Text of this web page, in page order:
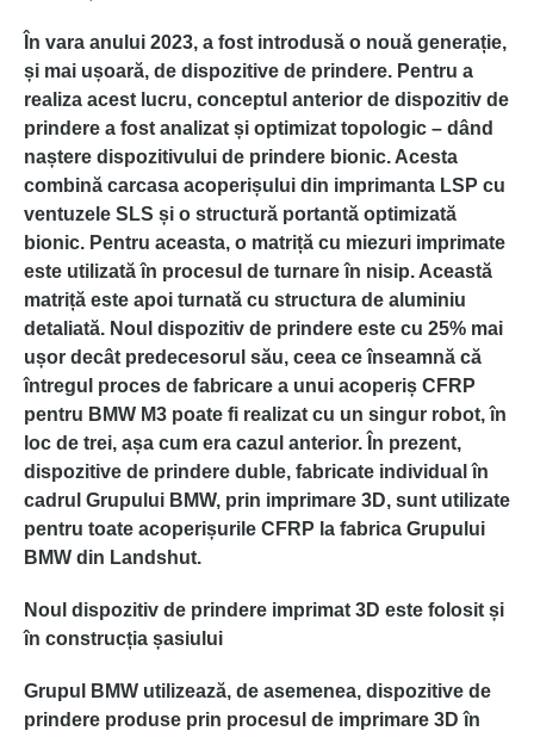
În vara anului 2023, a fost introdusă o nouă generație,
și mai ușoară, de dispozitive de prindere. Pentru a
realiza acest lucru, conceptul anterior de dispozitiv de
prindere a fost analizat și optimizat topologic – dând
naștere dispozitivului de prindere bionic. Acesta
combină carcasa acoperișului din imprimanta LSP cu
ventuzele SLS și o structură portantă optimizată
bionic. Pentru aceasta, o matriță cu miezuri imprimate
este utilizată în procesul de turnare în nisip. Această
matriță este apoi turnată cu structura de aluminiu
detaliată. Noul dispozitiv de prindere este cu 25% mai
ușor decât predecesorul său, ceea ce înseamnă că
întregul proces de fabricare a unui acoperiș CFRP
pentru BMW M3 poate fi realizat cu un singur robot, în
loc de trei, așa cum era cazul anterior. În prezent,
dispozitive de prindere duble, fabricate individual în
cadrul Grupului BMW, prin imprimare 3D, sunt utilizate
pentru toate acoperișurile CFRP la fabrica Grupului
BMW din Landshut.
Noul dispozitiv de prindere imprimat 3D este folosit și
în construcția șasiului
Grupul BMW utilizează, de asemenea, dispozitive de
prindere produse prin procesul de imprimare 3D în